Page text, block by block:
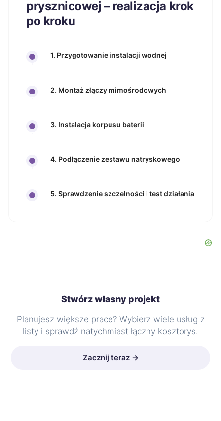
prysznicowej – realizacja krok
po kroku
1. Przygotowanie instalacji wodnej
2. Montaż złączy mimośrodowych
3. Instalacja korpusu baterii
4. Podłączenie zestawu natryskowego
5. Sprawdzenie szczelności i test działania
Stwórz własny projekt
Planujesz większe prace? Wybierz wiele usług z
listy i sprawdź natychmiast łączny kosztorys.
Zacznij teraz →